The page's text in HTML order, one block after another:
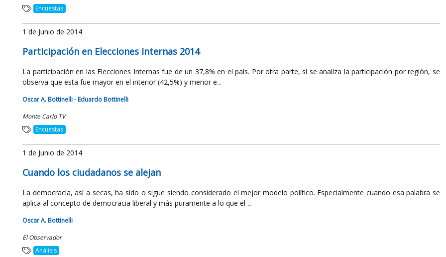
Encuestas
1 de Junio de 2014
Participación en Elecciones Internas 2014
La participación en las Elecciones Internas fue de un 37,8% en el país. Por otra parte, si se analiza la participación por región, se
observa que esta fue mayor en el interior (42,5%) y menor e...
Oscar A. Bottinelli - Eduardo Bottinelli
Monte Carlo TV
Encuestas
1 de Junio de 2014
Cuando los ciudadanos se alejan
La democracia, así a secas, ha sido o sigue siendo considerado el mejor modelo político. Especialmente cuando esa palabra se
aplica al concepto de democracia liberal y más puramente a lo que el ...
Oscar A. Bottinelli
El Observador
Análisis